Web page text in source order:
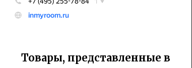
Товары, представленные в